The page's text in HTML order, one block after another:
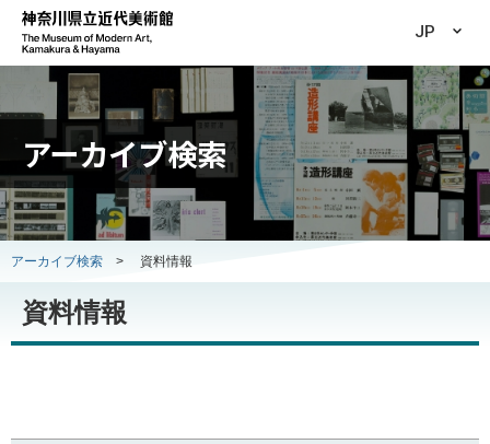
JP
アーカイブ検索
アーカイブ検索 > 資料情報
資料情報